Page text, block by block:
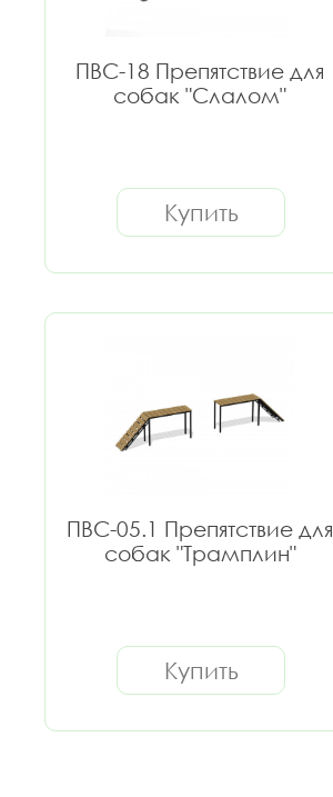
ПВС-18 Препятствие для
собак "Слалом"
Купить
ПВС-05.1 Препятствие для
собак "Трамплин"
Купить